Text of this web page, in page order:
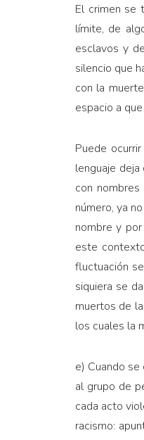
El crimen se
límite, de
esclavos y
silencio que
con la
espacio a
Puede
lenguaje
con
número, ya
nombre y
este
fluctuación
siquiera se
muertos de
los cuales la
e) Cuando
al grupo de
cada acto
racismo: